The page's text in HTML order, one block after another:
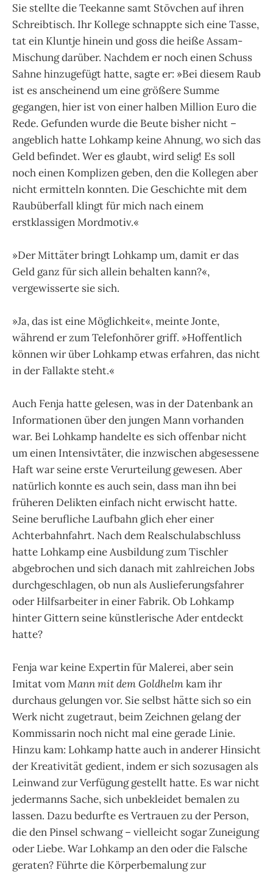
Sie stellte die Teekanne samt Stövchen auf ihren
Schreibtisch. Ihr Kollege schnappte sich eine Tasse,
tat ein Kluntje hinein und goss die heiße Assam-
Mischung darüber. Nachdem er noch einen Schuss
Sahne hinzugefügt hatte, sagte er: »Bei diesem Raub
ist es anscheinend um eine größere Summe
gegangen, hier ist von einer halben Million Euro die
Rede. Gefunden wurde die Beute bisher nicht –
angeblich hatte Lohkamp keine Ahnung, wo sich das
Geld befindet. Wer es glaubt, wird selig! Es soll
noch einen Komplizen geben, den die Kollegen aber
nicht ermitteln konnten. Die Geschichte mit dem
Raubüberfall klingt für mich nach einem
erstklassigen Mordmotiv.«
»Der Mittäter bringt Lohkamp um, damit er das
Geld ganz für sich allein behalten kann?«,
vergewisserte sie sich.
»Ja, das ist eine Möglichkeit«, meinte Jonte,
während er zum Telefonhörer griff. »Hoffentlich
können wir über Lohkamp etwas erfahren, das nicht
in der Fallakte steht.«
Auch Fenja hatte gelesen, was in der Datenbank an
Informationen über den jungen Mann vorhanden
war. Bei Lohkamp handelte es sich offenbar nicht
um einen Intensivtäter, die inzwischen abgesessene
Haft war seine erste Verurteilung gewesen. Aber
natürlich konnte es auch sein, dass man ihn bei
früheren Delikten einfach nicht erwischt hatte.
Seine berufliche Laufbahn glich eher einer
Achterbahnfahrt. Nach dem Realschulabschluss
hatte Lohkamp eine Ausbildung zum Tischler
abgebrochen und sich danach mit zahlreichen Jobs
durchgeschlagen, ob nun als Auslieferungsfahrer
oder Hilfsarbeiter in einer Fabrik. Ob Lohkamp
hinter Gittern seine künstlerische Ader entdeckt
hatte?
Fenja war keine Expertin für Malerei, aber sein
Imitat vomMann mit dem Goldhelmkam ihr
durchaus gelungen vor. Sie selbst hätte sich so ein
Werk nicht zugetraut, beim Zeichnen gelang der
Kommissarin noch nicht mal eine gerade Linie.
Hinzu kam: Lohkamp hatte auch in anderer Hinsicht
der Kreativität gedient, indem er sich sozusagen als
Leinwand zur Verfügung gestellt hatte. Es war nicht
jedermanns Sache, sich unbekleidet bemalen zu
lassen. Dazu bedurfte es Vertrauen zu der Person,
die den Pinsel schwang – vielleicht sogar Zuneigung
oder Liebe. War Lohkamp an den oder die Falsche
geraten? Führte die Körperbemalung zur